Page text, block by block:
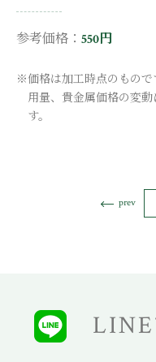
参考価格： 550円
※価格は加工時点のもので
用量、貴金属価格の変
す。
prev